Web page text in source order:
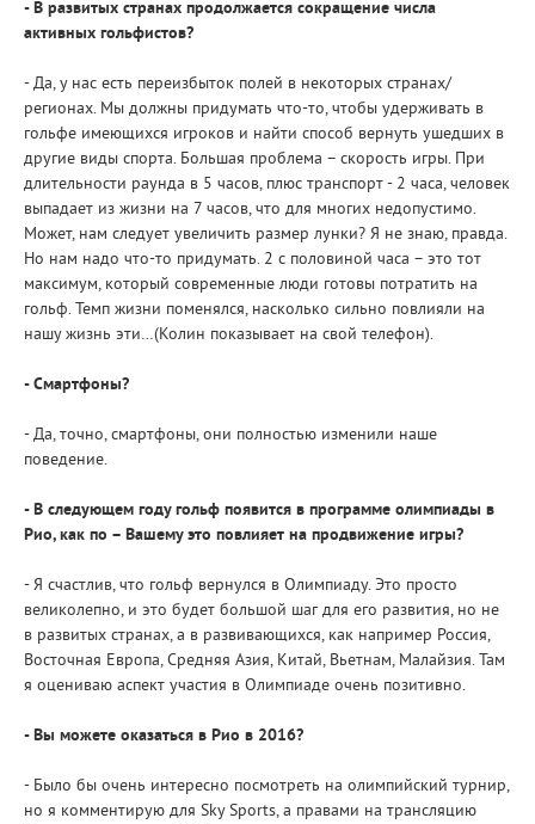
- В развитых странах продолжается сокращение числа
активных гольфистов?
- Да, у нас есть переизбыток полей в некоторых странах/
регионах. Мы должны придумать что-то, чтобы удерживать в
гольфе имеющихся игроков и найти способ вернуть ушедших в
другие виды спорта. Большая проблема – скорость игры. При
длительности раунда в 5 часов, плюс транспорт - 2 часа, человек
выпадает из жизни на 7 часов, что для многих недопустимо.
Может, нам следует увеличить размер лунки? Я не знаю, правда.
Но нам надо что-то придумать. 2 с половиной часа – это тот
максимум, который современные люди готовы потратить на
гольф. Темп жизни поменялся, насколько сильно повлияли на
нашу жизнь эти…(Колин показывает на свой телефон).
- Смартфоны?
- Да, точно, смартфоны, они полностью изменили наше
поведение.
- В следующем году гольф появится в программе олимпиады в
Рио, как по – Вашему это повлияет на продвижение игры?
- Я счастлив, что гольф вернулся в Олимпиаду. Это просто
великолепно, и это будет большой шаг для его развития, но не
в развитых странах, а в развивающихся, как например Россия,
Восточная Европа, Средняя Азия, Китай, Вьетнам, Малайзия. Там
я оцениваю аспект участия в Олимпиаде очень позитивно.
- Вы можете оказаться в Рио в 2016?
- Было бы очень интересно посмотреть на олимпийский турнир,
но я комментирую для Sky Sports, а правами на трансляцию